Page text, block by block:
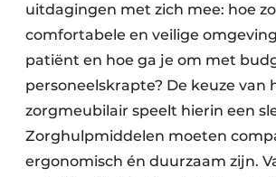
uitdagingen met zich mee: hoe
comfortabele en veilige
patiënt en hoe ga je om met
personeelskrapte? De keuze van
zorgmeubilair speelt hierin een
Zorghulpmiddelen moeten
ergonomisch én duurzaam zijn.